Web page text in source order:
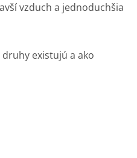
vzduch a jednoduchšia
existujú a ako